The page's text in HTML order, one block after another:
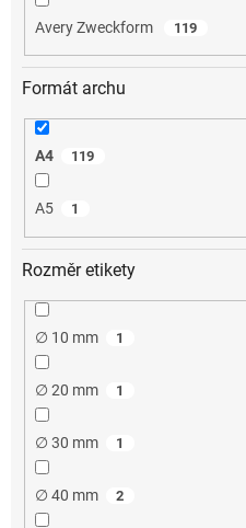
Avery Zweckform 119
Formát archu
A4 119
A5 1
Rozměr etikety
∅ 10 mm 1
∅ 20 mm 1
∅ 30 mm 1
∅ 40 mm 2